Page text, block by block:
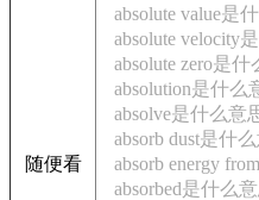
随便看
absolute value是
absolute velocity
absolute zero是什
absolution是什么
absolve是什么意
absorb dust是什
absorb energy
absorbed是什么